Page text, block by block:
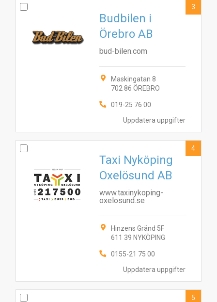
Uppdatera uppgifter
Budbilen i
Örebro AB
bud-bilen.com
Maskingatan 8
702 86 ÖREBRO
019-25 76 00
3
Uppdatera uppgifter
Taxi Nyköping
Oxelösund AB
www.taxinykoping-
oxelosund.se
Hinzens Gränd 5F
611 39 NYKÖPING
0155-21 75 00
4
5